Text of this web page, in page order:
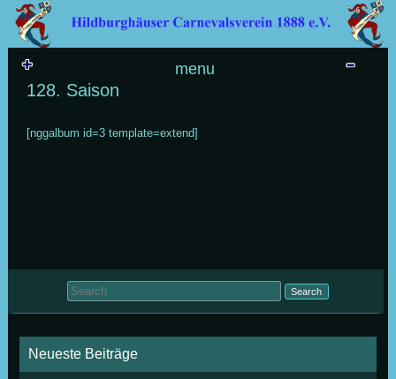
menu
128. Saison
[nggalbum id=3 template=extend]
Search for:
Neueste Beiträge